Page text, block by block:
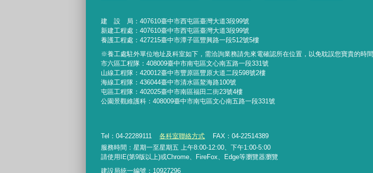
建 設 局： 407610臺中市西屯區臺灣大道3段99號
新建工程處：407610臺中市西屯區臺灣大道3段99號
養護工程處：427215臺中市潭子區豐興路一段512號5樓
※養工處駐外單位地址及科室如下，需洽詢業務請先來電確認所在位置，以免耽誤您寶貴的時間
市六區工程隊：408009臺中市南屯區文心南五路一段331號
山線工程隊：420012臺中市豐原區豐原大道二段598號2樓
海線工程隊：436044臺中市清水區鰲海路100號
屯區工程隊：402025臺中市南區福田二街23號4樓
公園景觀維護科：408009臺中市南屯區文心南五路一段331號
Tel：04-22289111 各科室聯絡方式
FAX：04-22514389
服務時間：星期一至星期五 上午8:00-12:00、下午1:00-5:00
請使用IE(第9版以上)或Chrome、FireFox、Edge等瀏覽器瀏覽
建設局統一編號：10927296